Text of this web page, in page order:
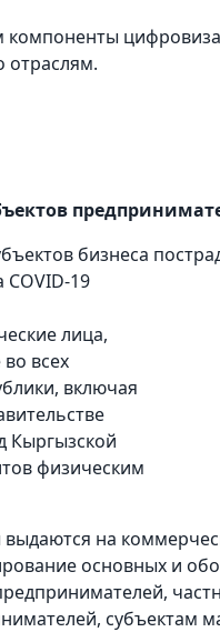
отраслям.
бизнеса
COVID-19
лица,
всех
включая
Кыргызской
физическим
на
основных и
субъектам